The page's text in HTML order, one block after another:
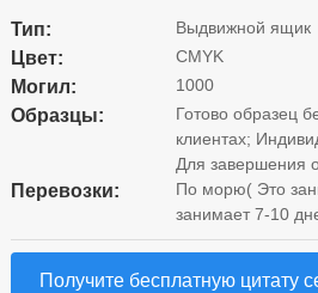
Тип: Выдвижной ящик
Цвет: CMYK
Могил: 1000
Образцы:
Готово образец
клиентах;
Для завершения
Перевозки:
По морю( Это
занимает 7-10
Получите бесплатную цитату